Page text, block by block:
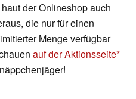
der Onlineshop auch
die nur für einen
Menge verfügbar
auf der Aktionsseite